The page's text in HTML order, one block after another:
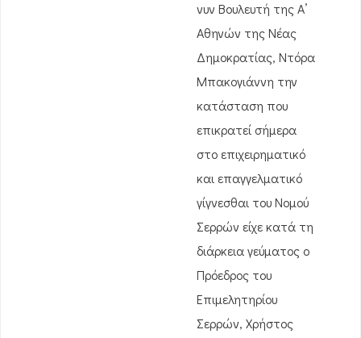
νυν Βουλευτή της Α’
Αθηνών της Νέας
Δημοκρατίας, Ντόρα
Μπακογιάννη την
κατάσταση που
επικρατεί σήμερα
στο επιχειρηματικό
και επαγγελματικό
γίγνεσθαι του Νομού
Σερρών είχε κατά τη
διάρκεια γεύματος ο
Πρόεδρος του
Επιμελητηρίου
Σερρών, Χρήστος